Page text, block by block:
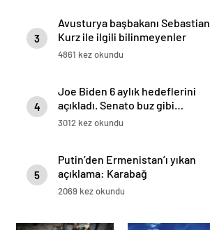
3
Avusturya başbakanı Sebastian
Kurz ile ilgili bilinmeyenler
4861 kez okundu
4
Joe Biden 6 aylık hedeflerini
açıkladı. Senato buz gibi…
3012 kez okundu
5
Putin’den Ermenistan’ı yıkan
açıklama: Karabağ
Azerbaycan’ın ayrılmaz bir
2069 kez okundu